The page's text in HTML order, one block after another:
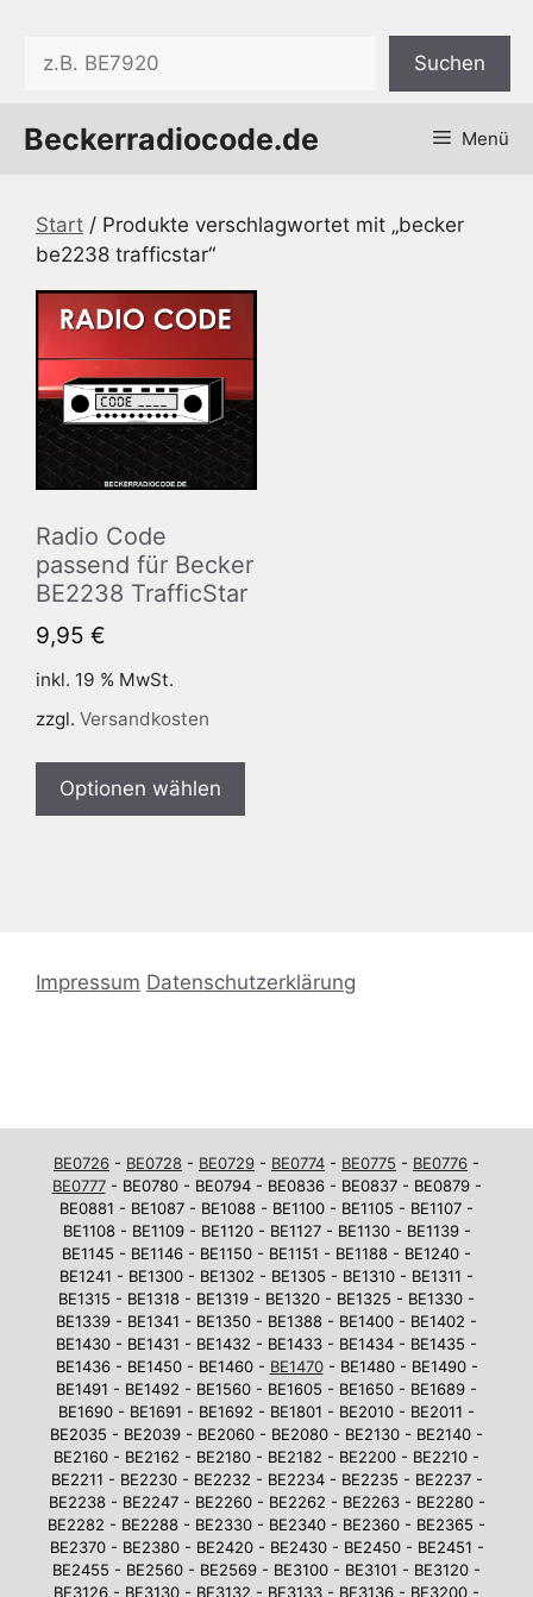
springen
Suchen
Beckerradiocode.de Menü
Start / Produkte verschlagwortet mit „becker
be2238 trafficstar“
Radio Code
passend für Becker
BE2238 TrafficStar
9,95 €
inkl. 19 % MwSt.
zzgl. Versandkosten
Optionen wählen
Impressum Datenschutzerklärung
BE0726 - BE0728 - BE0729 - BE0774 - BE0775 - BE0776 -
BE0777- BE0780 - BE0794 - BE0836 - BE0837 - BE0879 -
BE0881 - BE1087 - BE1088 - BE1100 - BE1105 - BE1107 -
BE1108 - BE1109 - BE1120 - BE1127 - BE1130 - BE1139 -
BE1145 - BE1146 - BE1150 - BE1151 - BE1188 - BE1240 -
BE1241 - BE1300 - BE1302 - BE1305 - BE1310 - BE1311 -
BE1315 - BE1318 - BE1319 - BE1320 - BE1325 - BE1330 -
BE1339 - BE1341 - BE1350 - BE1388 - BE1400 - BE1402 -
BE1430 - BE1431 - BE1432 - BE1433 - BE1434 - BE1435 -
BE1436 - BE1450 - BE1460 - BE1470- BE1480 - BE1490 -
BE1491 - BE1492 - BE1560 - BE1605 - BE1650 - BE1689 -
BE1690 - BE1691 - BE1692 - BE1801 - BE2010 - BE2011 -
BE2035 - BE2039 - BE2060 - BE2080 - BE2130 - BE2140 -
BE2160 - BE2162 - BE2180 - BE2182 - BE2200 - BE2210 -
BE2211 - BE2230 - BE2232 - BE2234 - BE2235 - BE2237 -
BE2238 - BE2247 - BE2260 - BE2262 - BE2263 - BE2280 -
BE2282 - BE2288 - BE2330 - BE2340 - BE2360 - BE2365 -
BE2370 - BE2380 - BE2420 - BE2430 - BE2450 - BE2451 -
BE2455 - BE2560 - BE2569 - BE3100 - BE3101 - BE3120 -
BE3126 - BE3130 - BE3132 - BE3133 - BE3136 - BE3200 -